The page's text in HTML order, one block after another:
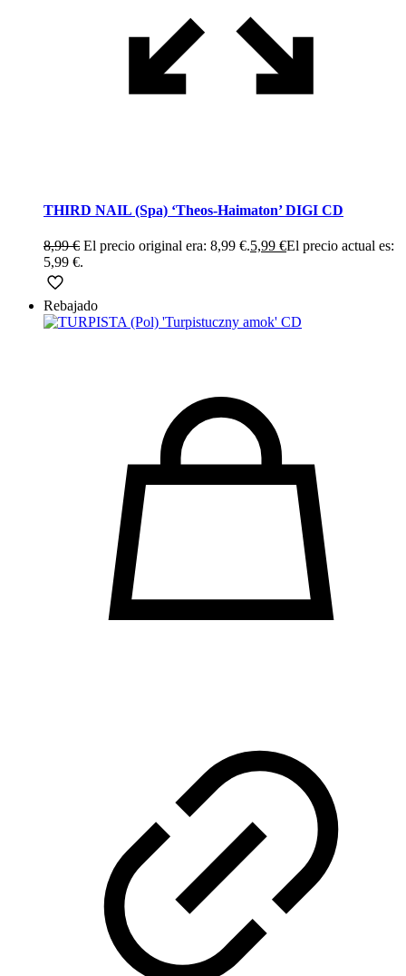
THIRD NAIL (Spa) ‘Theos-Haimaton’ DIGI CD
8,99€ El precio original era: 8,99 €.5,99 €El precio actual es:
5,99 €.
Rebajado